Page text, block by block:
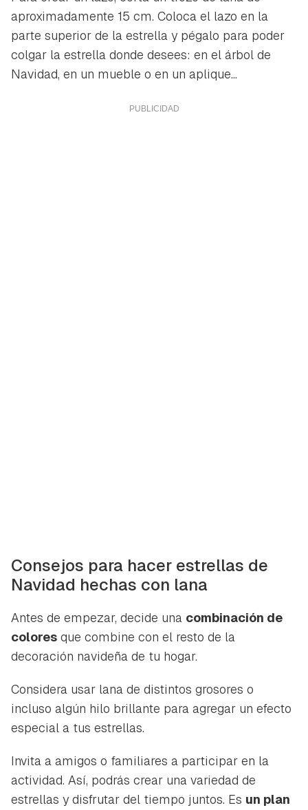
aproximadamente 15 cm. Coloca el lazo en la
parte superior de la estrella y pégalo para poder
colgar la estrella donde desees: en el árbol de
Navidad, en un mueble o en un aplique...
Consejos para hacer estrellas de
Navidad hechas con lana
Antes de empezar, decide una combinación de
colores que combine con el resto de la
decoración navideña de tu hogar.
Considera usar lana de distintos grosores o
incluso algún hilo brillante para agregar un efecto
especial a tus estrellas.
Invita a amigos o familiares a participar en la
actividad. Así, podrás crear una variedad de
estrellas y disfrutar del tiempo juntos. Es un plan